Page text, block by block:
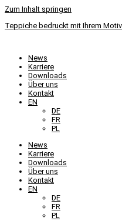
Zum Inhalt springen
Teppiche bedruckt mit Ihrem Motiv
News
Karriere
Downloads
Über uns
Kontakt
EN
DE
FR
PL
News
Karriere
Downloads
Über uns
Kontakt
EN
DE
FR
PL